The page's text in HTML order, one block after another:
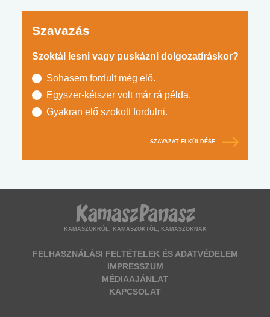
Szavazás
Szoktál lesni vagy puskázni dolgozatíráskor?
Sohasem fordult még elő.
Egyszer-kétszer volt már rá példa.
Gyakran elő szokott fordulni.
SZAVAZAT ELKÜLDÉSE
KAMASZOKRÓL, KAMASZOKTÓL, KAMASZOKNAK
FELHASZNÁLÁSI FELTÉTELEK ÉS ADATVÉDELEM
IMPRESSZUM
MÉDIAAJÁNLAT
KAPCSOLAT